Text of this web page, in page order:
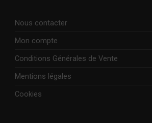
Nous contacter
Mon compte
Conditions Générales de Vente
Mentions légales
Cookies